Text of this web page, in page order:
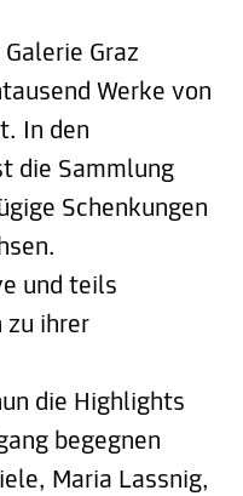
Graz
Werke von
In den
die Sammlung
Schenkungen
und teils
zu ihrer
die Highlights
begegnen
Maria Lassnig,